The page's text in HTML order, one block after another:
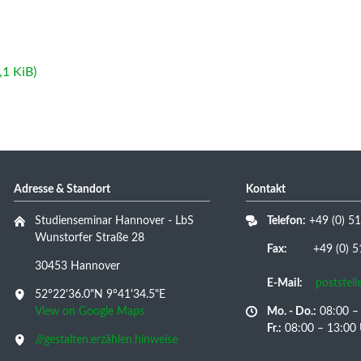
KiB)
Adresse & Standort
Studienseminar Hannover - LbS
Wunstorfer Straße 28
30453 Hannover
52°22'36.0"N 9°41'34.5"E
View on Google Maps
///gestalten.erzählen.hinweise
Kontakt
Telefon: +49 (0)
Fax: +49 (0)
E-Mail:
Mo. - Do.: 08:00 –
Fr.: 08:00 – 13:00